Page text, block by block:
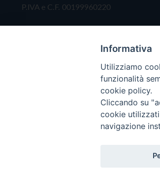
P.IVA e C.F. 00199960220
Copyright © 2019 - Tutti i diritti
Informativa
Utilizziamo
funzionalità
cookie policy.
Cliccando su
cookie
navigazione